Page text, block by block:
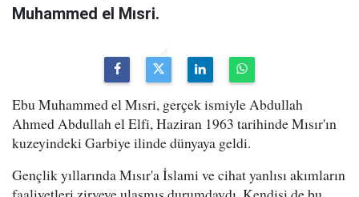
Muhammed el Mısri.
Ebu Muhammed el Mısri, gerçek ismiyle Abdullah
Ahmed Abdullah el Elfi, Haziran 1963 tarihinde Mısır'ın
kuzeyindeki Garbiye ilinde dünyaya geldi.
Gençlik yıllarında Mısır'a İslami ve cihat yanlısı akımların